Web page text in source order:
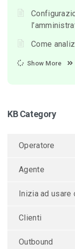
Come
Show More
KB Category
Operatore
Agente
Inizia ad usare
Clienti
Outbound